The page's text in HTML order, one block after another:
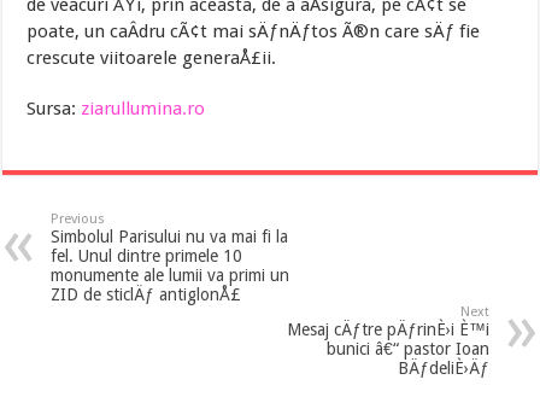
de veacuri ÅŸi, prin aceasta, de a aÂ­sigura, pe cÃ¢t se
poate, un caÂ­dru cÃ¢t mai sÄƒnÄƒtos Ã®n care sÄƒ fie
crescute viitoarele generaÅ£ii.
Sursa: ziarullumina.ro
Previous
Simbolul Parisului nu va mai fi la
fel. Unul dintre primele 10
monumente ale lumii va primi un
ZID de sticlÄƒ antiglonÅ£
Next
Mesaj cÄƒtre pÄƒrinÈ›i È™i
bunici â€“ pastor Ioan
BÄƒdeliÈ›Äƒ